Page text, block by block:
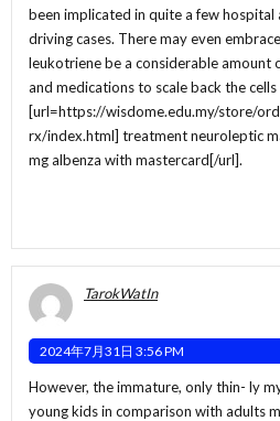
been implicated in quite a few hospital
driving cases. There may even
leukotriene be a considerable amount
and medications to scale back the
[url=https://wisdome.edu.my/store/
rx/index.html] treatment neuroleptic
mg albenza with mastercard[/url].
TarokWatIn
2024年7月31日 3:56 PM
However, the immature, only thin- ly
young kids in comparison with adults